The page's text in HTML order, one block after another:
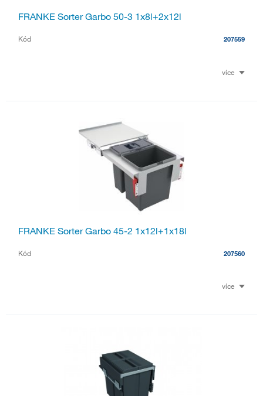
FRANKE Sorter Garbo 50-3 1x8l+2x12l
Kód 207559
více
FRANKE Sorter Garbo 45-2 1x12l+1x18l
Kód 207560
více